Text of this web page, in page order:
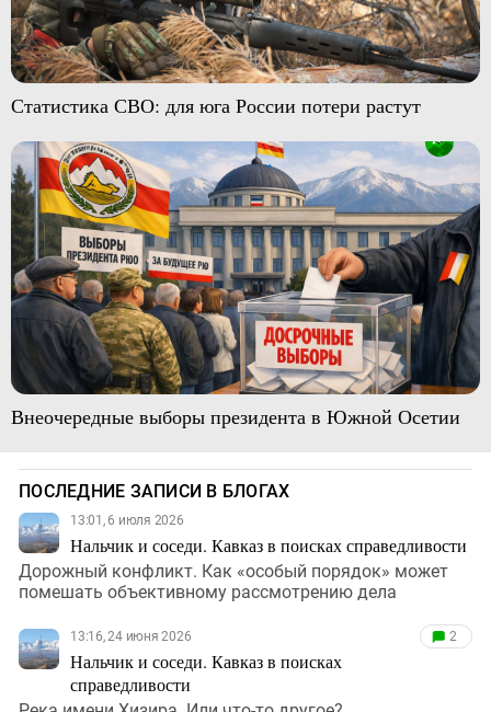
Статистика СВО: для юга России потери растут
Внеочередные выборы президента в Южной Осетии
ПОСЛЕДНИЕ ЗАПИСИ В БЛОГАХ
13:01, 6 июля 2026
Нальчик и соседи. Кавказ в поисках справедливости
Дорожный конфликт. Как «особый порядок» может
помешать объективному рассмотрению дела
13:16, 24 июня 2026
Нальчик и соседи. Кавказ в поисках
справедливости
2